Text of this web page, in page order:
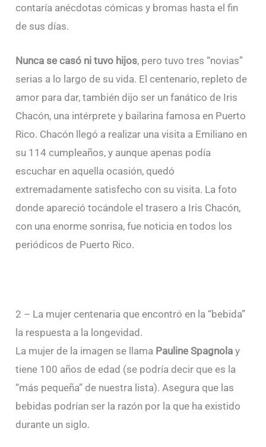
contaría anécdotas cómicas y bromas hasta el fin
de sus días.
Nunca se casó ni tuvo hijos, pero tuvo tres “novias”
serias a lo largo de su vida. El centenario, repleto de
amor para dar, también dijo ser un fanático de Iris
Chacón, una intérprete y bailarina famosa en Puerto
Rico. Chacón llegó a realizar una visita a Emiliano en
su 114 cumpleaños, y aunque apenas podía
escuchar en aquella ocasión, quedó
extremadamente satisfecho con su visita. La foto
donde apareció tocándole el trasero a Iris Chacón,
con una enorme sonrisa, fue noticia en todos los
periódicos de Puerto Rico.
2 – La mujer centenaria que encontró en la “bebida”
la respuesta a la longevidad.
La mujer de la imagen se llama Pauline Spagnola y
tiene 100 años de edad (se podría decir que es la
“más pequeña” de nuestra lista). Asegura que las
bebidas podrían ser la razón por la que ha existido
durante un siglo.